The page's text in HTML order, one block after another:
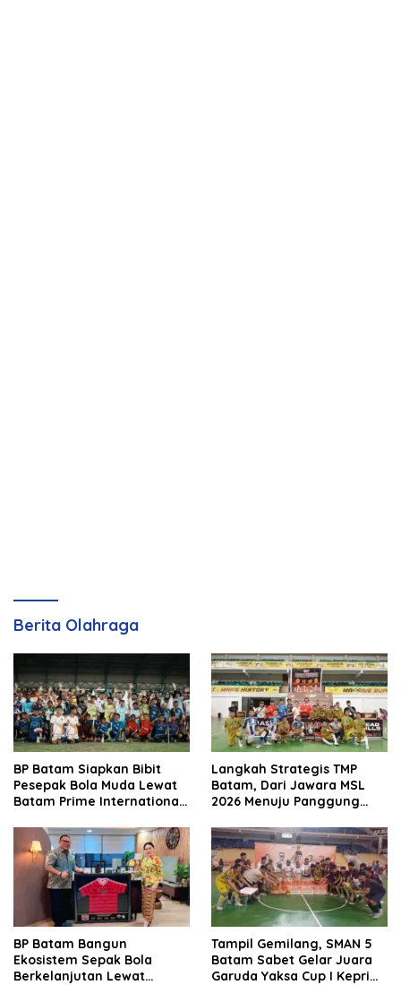
Berita Olahraga
BP Batam Siapkan Bibit
Pesepak Bola Muda Lewat
Batam Prime International
Langkah Strategis TMP
Batam, Dari Jawara MSL
2026 Menuju Panggung
BP Batam Bangun
Ekosistem Sepak Bola
Berkelanjutan Lewat
Tampil Gemilang, SMAN 5
Batam Sabet Gelar Juara
Garuda Yaksa Cup I Kepri